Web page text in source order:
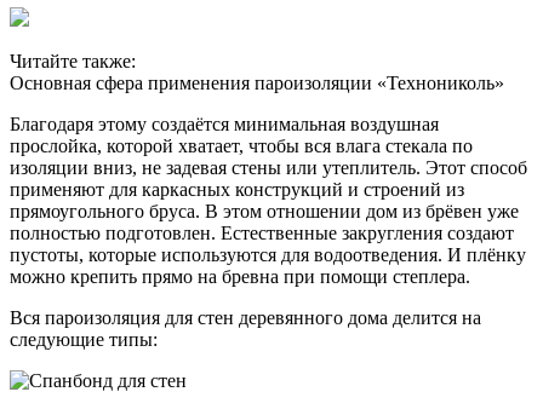
Читайте также:
Основная сфера применения пароизоляции «Технониколь»
Благодаря этому создаётся минимальная воздушная
прослойка, которой хватает, чтобы вся влага стекала по
изоляции вниз, не задевая стены или утеплитель. Этот способ
применяют для каркасных конструкций и строений из
прямоугольного бруса. В этом отношении дом из брёвен уже
полностью подготовлен. Естественные закругления создают
пустоты, которые используются для водоотведения. И плёнку
можно крепить прямо на бревна при помощи степлера.
Вся пароизоляция для стен деревянного дома делится на
следующие типы: